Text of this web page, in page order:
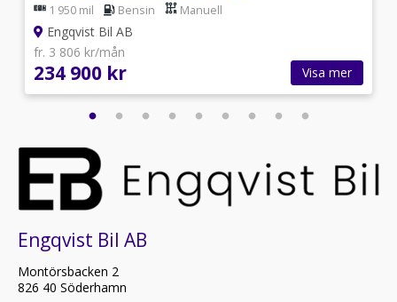
1 950 mil Bensin Manuell
Engqvist Bil AB
fr. 3 806 kr/mån
234 900 kr Visa mer
Engqvist Bil AB
Montörsbacken 2
826 40 Söderhamn